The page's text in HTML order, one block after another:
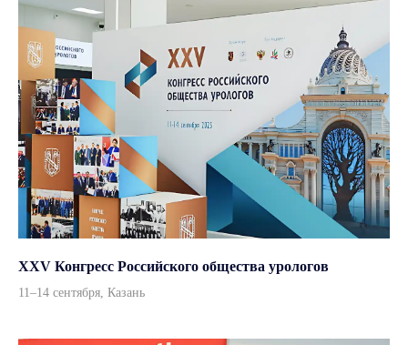
XXV Конгресс Российского общества урологов
11–14 сентября, Казань
Стерилизация и дезинфекция
Травматология и реабилитация
ЛОР
Рентгенологическое оборудование
ИИ ассистенты
Каталог
Урология
Хирургия
Гинекология
Анестезиология
Эндоскопия
Терапия